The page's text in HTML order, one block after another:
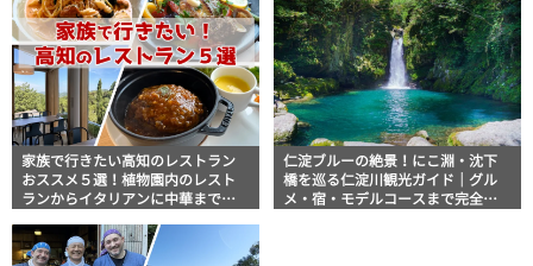
家族で行きたい高知のレストラン
おススメ５選！植物園内のレスト
ランからイタリアンに中華まで楽
仁淀ブルーの絶景！にこ淵・沈下
橋を巡る仁淀川観光ガイド｜グル
メ・宿・モデルコースまで完全網